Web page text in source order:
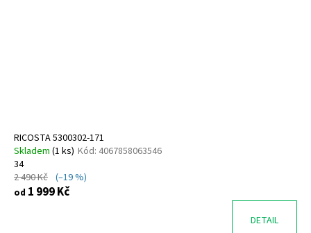
RICOSTA 5300302-171
Skladem (1 ks) Kód: 4067858063546
34
2 490 Kč (–19 %)
od 1 999 Kč
DETAIL